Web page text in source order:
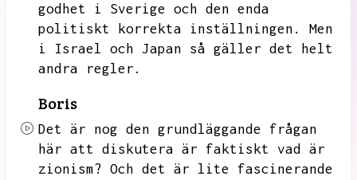
godhet i Sverige och den enda
politiskt korrekta inställningen.
Men
i Israel och Japan så gäller det helt
andra regler.
Boris
Det är nog den grundläggande frågan
här att diskutera är faktiskt vad är
zionism? Och det är lite fascinerande